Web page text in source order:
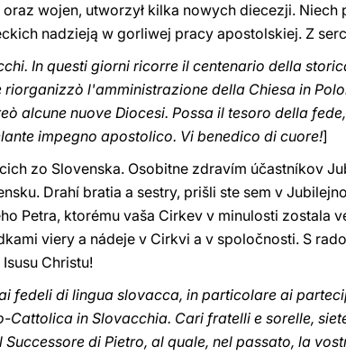
wojen, utworzył kilka nowych diecezji.
nadzieją w gorliwej pracy apostolskiej. Z
In questi giorni ricorre il centenario della
riorganizzò l'amministrazione della Chiesa in
alcune nuove Diocesi. Possa il tesoro della
impegno apostolico. Vi benedico di cuore!]
zo Slovenska. Osobitne zdravím účastníkov
Drahí bratia a sestry, prišli ste sem v
Petra, ktorému vaša Cirkev v minulosti zostala
viery a nádeje v Cirkvi a v spoločnosti. S
Christu!
fedeli di lingua slovacca, in particolare ai
Cattolica in Slovacchia. Cari fratelli e sorelle,
Successore di Pietro, al quale, nel passato, la